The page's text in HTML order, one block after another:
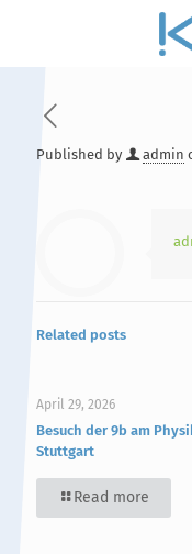
Kontakte / Sekretariat
Published by admin
Related posts
April 29, 2026
Besuch der 9b am
Stuttgart
Read more